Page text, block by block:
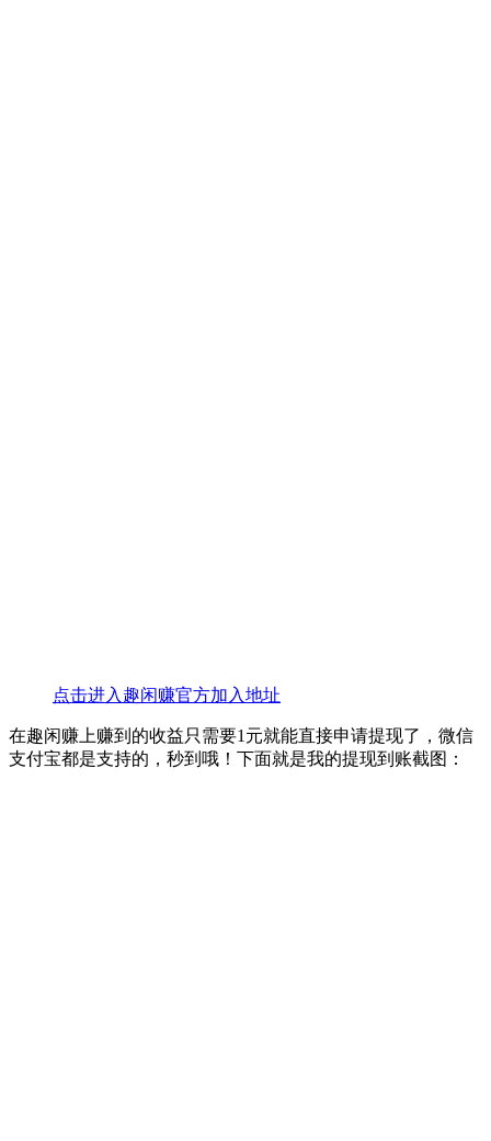
点击进入趣闲赚官方加入地址
在趣闲赚上赚到的收益只需要1元就能直接申请提现了，微信
支付宝都是支持的，秒到哦！下面就是我的提现到账截图：